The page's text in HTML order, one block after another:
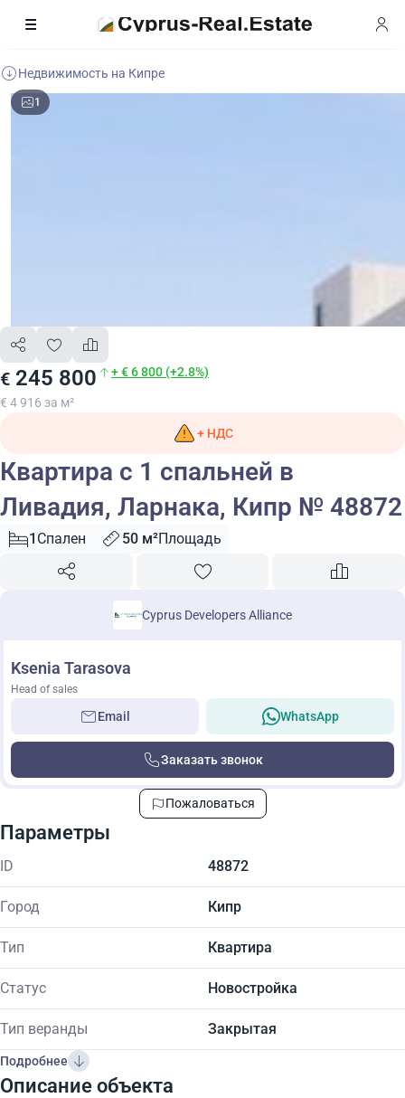
Недвижимость на Кипре
1
€ 245 800 + € 6 800 (+2.8%)
€ 4 916 за м²
+ НДС
Квартира с 1 спальней в
Ливадия, Ларнака, Кипр № 48872
1 Спален 50 м²Площадь
Cyprus Developers Alliance
Ksenia Tarasova
Head of sales
Email WhatsApp
Заказать звонок
Пожаловаться
Параметры
ID 48872
Город Кипр
Тип Квартира
Статус Новостройка
Тип веранды Закрытая
Подробнее
Описание объекта